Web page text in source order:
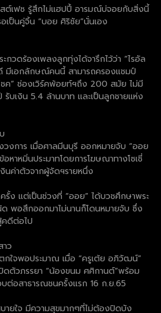
ต์เฟซ รู้สึกไม่แฮปปี้ อารมณ์บ่จอยกับสิ่งนี้
เป็นคู่จิ้น “บอย ศิริชัย”นั่นเอง
กวดร้องเพลงลูกทุ่งได้จารึกไว้ว่า “ไรอัล
มีเอกลักษณ์คนนี้ สามารถครองแชมป์
ชค” ช่องเวิร์คพ้อยท์ฯถึง 200 สมัย ไม่มี
บเงิน 5.4 ล้านบาท และเป็นลูกชายแห่ง
วงการ เมื่อศาลมีนบุรี ออกหมายจับ “ออย
หาหมิ่นประมาทโดยการโฆษณาทางโซเชี่
ค่าตัวจากผู้จัดฯรายหนึ่ง
รั้ง แต่เป็นช่วงที่ “ออย” ได้บวชศึกษาพระ
ด พอสึกออกมาไม่นานก็โดนหมายจับ ซึ่ง
ดีต่อไป
าว
กใจพอประมาณ เมื่อ “ครูเต้ย อภิวัฒน์”
ตัวภรรยา “น้องขนม ศศิกานต์”พร้อม
ต่อสาธารณชนครั้งแรก 16 ก.ย.65
ายใจ มีความสุขมากๆที่ไม่ต้องปิดบัง